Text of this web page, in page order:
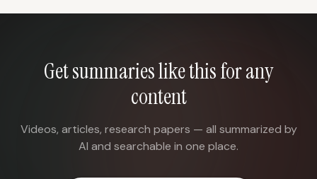
Get summaries like this for any
content
Videos, articles, research papers — all summarized by
AI and searchable in one place.